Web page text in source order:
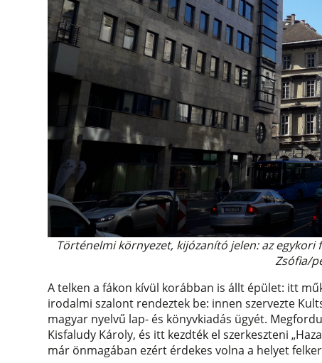
Történelmi környezet, kijózanító jelen: az
Zsófia/
A telken a fákon kívül korábban is állt épület: itt
irodalmi szalont rendeztek be: innen szervezte
magyar nyelvű lap- és könyvkiadás ügyét.
Kisfaludy Károly, és itt kezdték el szerkeszteni
már önmagában ezért érdekes volna a helyet